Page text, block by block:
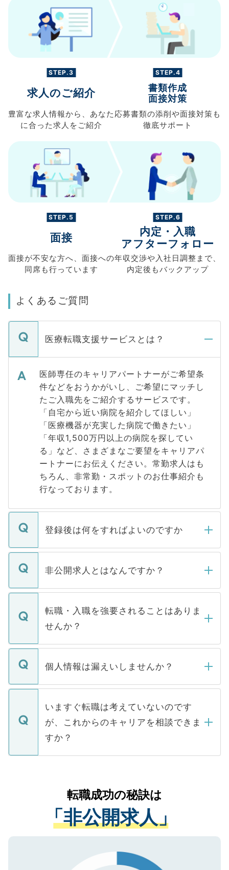
STEP.3
求人のご紹介
豊富な求人情報から、 あなた
に合った求人を ご紹介
STEP.4
書類作成
面接対策
応募書類の添削や面接対策も
徹底サポート
STEP.5
面接
面接が不安な方へ、 面接への
同席も行っています
STEP.6
内定・入職
アフターフォロー
年収交渉や入社日調整まで、
内定後もバックアップ
よくあるご質問
医療転職支援サービスとは？
医師専任のキャリアパートナーがご希望条
件などをおうかがいし、ご希望にマッチし
たご入職先をご紹介するサービスです。
「自宅から近い病院を紹介してほしい」
「医療機器が充実した病院で働きたい」
「年収1,500万円以上の病院を探してい
る」など、さまざまなご要望をキャリアパ
ートナーにお伝えください。常勤求人はも
ちろん、非常勤・スポットのお仕事紹介も
行なっております。
登録後は何をすればよいのですか
ご登録いただきましたら、弊社担当者がご
登録内容を確認し、その後メールもしくは
ます。通常、5営業日以内にはご連絡をせて
いただきますので、しばらくお待ちくださ
非公開求人とはなんですか？
マイナビDOCTORで取り扱っている求人の
うち約3割は、Webサイトからご覧いただ
けない「非公開求人」です。非公開求人は
下記の理由によって、一般には公開してい
ません。
■応募殺到を避けるため 人気のある医療機
関を公にしてしまうと、応募が殺到する場
に、医療機関が求める条件に合った人材の
みを人材紹介会社に依頼するケースが増え
ています。
転職・入職を強要されることはありま
せんか？
転職・入職を強要することは一切ありませ
ん。また、仮に応募先から内定をいただい
定を承諾する必要はありません。内定先へ
の辞退の連絡はキャリアパートナーが行い
個人情報は漏えいしませんか？
個人情報が漏えいすることはありませんの
で、ご安心ください。当サイトからの登録
などで収集したご登録者様の個人情報は、
ご本人のキャリアアップおよび転職活動の
支援を目的に使用いたします。お預かりし
ているすべての個人データはご本人の許可
は、個人情報の取り扱いについての厳密な
管理基準を満たした事業者のみに付与され
る、プライバシーマークを取得済みです。
で、機密保持に関してもご安心ください。
いますぐ転職は考えていないのです
が、これからのキャリアを相談できま
すか？
かがいして、現在の医療機関の状況や紹介
経験をまじえながら、適切なアドバイスを
させていただきます。すぐにご転職をされ
ない方には、長期的なサポートが可能です
ので、まずはご登録ください。
転職成功の秘訣は
「非公開求人」